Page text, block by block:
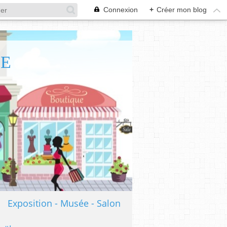
Connexion + Créer mon blog
Exposition - Musée - Salon